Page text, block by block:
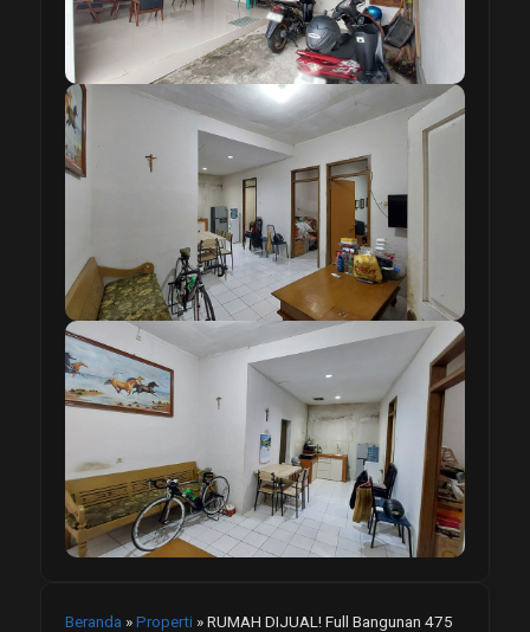
Beranda »Properti »RUMAH DIJUAL! Full Bangunan 475